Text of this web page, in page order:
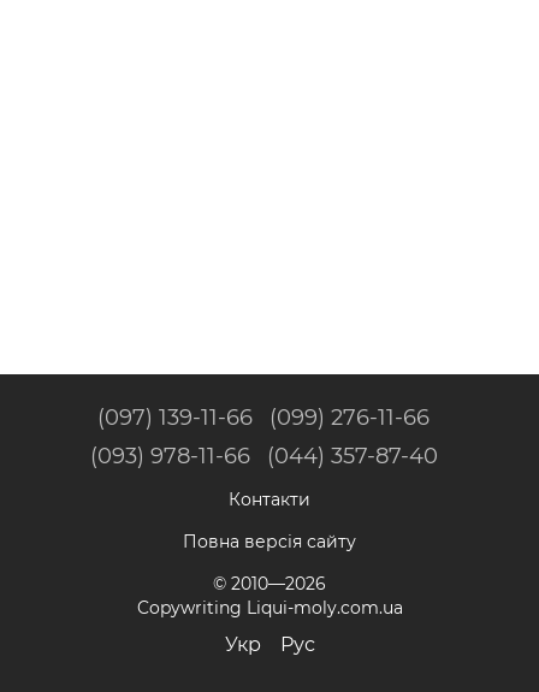
(097) 139-11-66
(099) 276-11-66
(093) 978-11-66
(044) 357-87-40
Контакти
Повна версія сайту
© 2010—2026
Copywriting Liqui-moly.com.ua
Укр Рус